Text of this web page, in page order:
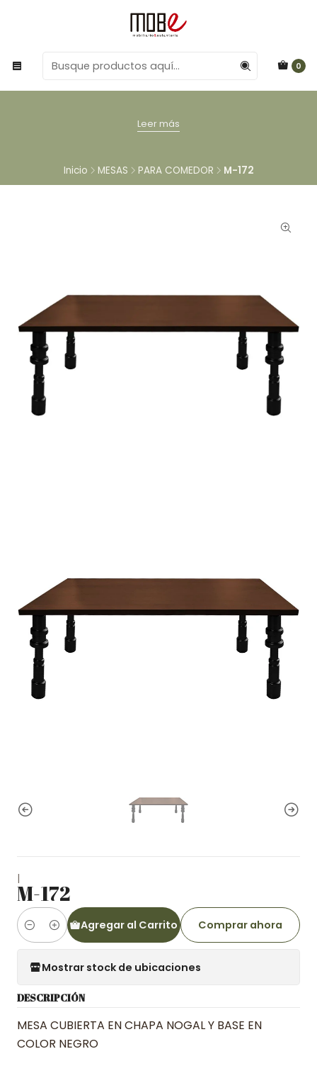
0
Leer más
Inicio MESAS PARA COMEDOR M-172
|
M-172
Cantidad
Agregar al Carrito Comprar ahora
Mostrar stock de ubicaciones
DESCRIPCIÓN
MESA CUBIERTA EN CHAPA NOGAL Y BASE EN
COLOR NEGRO